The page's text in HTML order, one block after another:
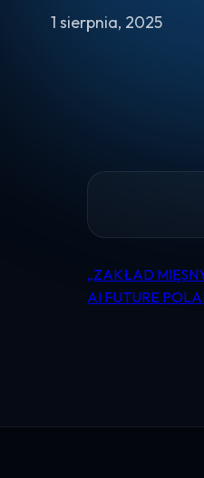
1 sierpnia, 2025
Nawigacja
„ZAKŁAD
AI FUTURE